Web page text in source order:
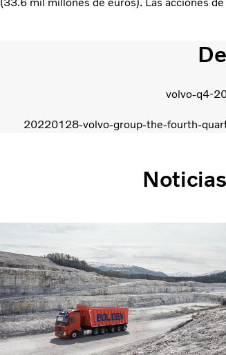
(33.6 mil millones de euros). Las acciones
volvo-q4-
20220128-volvo-group-the-fourth-